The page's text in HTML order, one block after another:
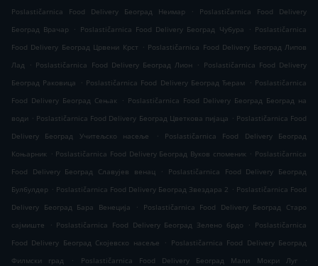
Poslastičarnica Food Delivery Београд Неимар
.
Poslastičarnica Food Delivery
Београд Врачар
. Poslastičarnica Food Delivery Београд Чубура . Poslastičarnica
Food Delivery Београд Црвени Крст . Poslastičarnica Food Delivery Београд Липов
Лад
. Poslastičarnica Food Delivery Београд Лион . Poslastičarnica Food Delivery
Београд Раковица
. Poslastičarnica Food Delivery Београд Ђерам . Poslastičarnica
Food Delivery Београд Сењак
. Poslastičarnica Food Delivery Београд Београд на
води . Poslastičarnica Food Delivery Београд Цветкова пијаца . Poslastičarnica Food
Delivery Београд Учитељско насеље
.
Poslastičarnica Food Delivery Београд
Коњарник . Poslastičarnica Food Delivery Београд Вуков споменик . Poslastičarnica
Food Delivery Београд Славујев венац
.
Poslastičarnica Food Delivery Београд
Булбулдер . Poslastičarnica Food Delivery Београд Звездара 2 . Poslastičarnica Food
Delivery Београд Бара Венеција
.
Poslastičarnica Food Delivery Београд Старо
сајмиште
. Poslastičarnica Food Delivery Београд Зелено брдо . Poslastičarnica
Food Delivery Београд Скојевско насеље
. Poslastičarnica Food Delivery Београд
Филмски град
. Poslastičarnica Food Delivery Београд Мали Мокри Луг
.